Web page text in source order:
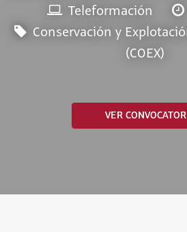
Teleformación
Conservación y
(COEX)
VER